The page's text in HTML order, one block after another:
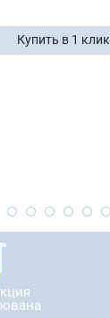
Купить в 1 клик